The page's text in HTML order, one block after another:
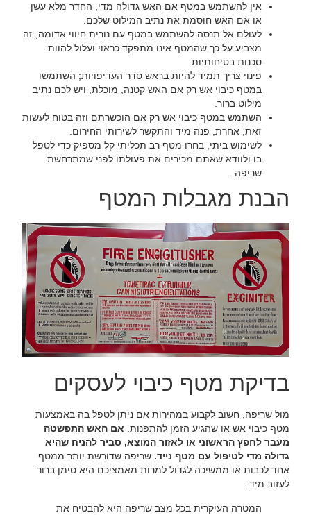
‏אין להשתמש במטף אם האש גדולה מדי, החדר מלא עשן
או אם האש חוסמת את נתיב המילוט שלכם.‏
‏לעולם אל תנסה להשתמש במטף עם נורית חיווי אדומה; זה
מצביע על כך שהמטף אינו מתפקד כראוי ועלול להוות
סכנות בטיחותיות.‏
‏פינוי צריך תמיד להיות בראש סדר העדיפויות; השתמשו
במטף כיבוי אש רק אם האש קטנה, מוכלת, ויש לכם נתיב
מילוט ברור.‏
‏השתמש במטף כיבוי אש רק אם הוכשרתם וזה בטוח לעשות
זאת; אחרת, פנה מיד והתקשר לשירותי החירום.‏
‏לשימוש ביתי, בחרו מטף רב תכליתי קל מספיק כדי לטפל
בו ולוודא שאתם מכירים את פעולתו לפני שמתרחשת
שריפה.‏
‏הבנת מגבלות המטף‏
בדיקת מטף כיבוי לעסקים
‏מול שריפה, חשוב לקבוע במהירות אם ניתן לטפל בה באמצעות
מטף כיבוי אש או שהגיע הזמן להתפנות. ‏ ‏אם האש התפשטה
מעבר לחפץ הראשוני או לאזור המוצא, סביר להניח שהיא
גדולה מדי לטיפול עם מטף נייד.‏ ‏ שריפה שדורשת יותר ממטף
אחד לכבות או ממשיכה לגדול למרות מאמציכם היא סימן ברור
לעזוב מיד.‏
‏המטרה העיקרית בכל מצב שריפה היא להבטיח את